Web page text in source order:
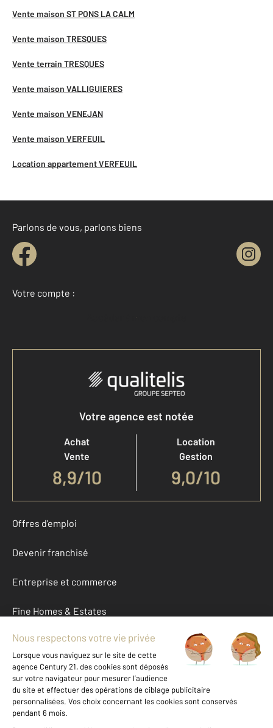
Vente maison ST PONS LA CALM
Vente maison TRESQUES
Vente terrain TRESQUES
Vente maison VALLIGUIERES
Vente maison VENEJAN
Vente maison VERFEUIL
Location appartement VERFEUIL
Parlons de vous, parlons biens
Votre compte :
Accéder à mon compte
Votre agence est notée
Achat
Vente
8,9/10
Location
Gestion
9,0/10
Offres d'emploi
Devenir franchisé
Entreprise et commerce
Fine Homes & Estates
À propos
International
Nous contacter